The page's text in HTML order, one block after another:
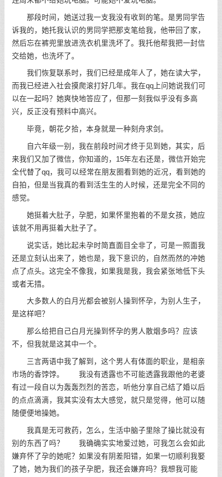
那段时间，她送过我一支我没有收到的笔。是男同学告
诉我的，她托我认识的男同学把那支笔给我，他带回了家，
然后忘在裤兜里放进洗衣机里洗坏了。我托他帮我把一封信
交给她，也洗坏了。
我们恢复联系时，我们已经是成年人了，她在读大学，
而我已经进入社会摸爬滚打好几年。我在qq上问她说我们可
以在一起吗？她爽快地答应了，但那一刻我似乎没有多高
兴，反正没有预料中高兴。
毕竟，朝花夕拾，本身就是一种刻舟求剑。
自六年级一别，我在前段时间才终于见到她，其实，后
来我们又加了微信，你知道的，15年左右还是，微信开始完
全代替了qq，我可以经常在朋友圈看到她的近况，看到她的
自拍，但是当我真的看到活生生的人时候，还是完全不同的
感觉。
她挺着大肚子，孕肥，如果怀里抱着的不是女孩，她应
该就不用再挺着大肚子了。
说实话，她比起未孕时简直面目全非了，可是一照面我
还是立刻认出来了，她也是，我下意识的，自然而然的冲她
点了点头。这完全不像我，如果我是我，我会紧张地低下头
或者无措。
大多数人的白月光都会被别人操到怀孕，为别人生子，
是这样吧？
那么给把自己白月光操到怀孕的男人散烟多吗？应该
不，但我就是这其中一个。
三言两语中我了解到，这个男人有体面的职业，是相亲
市场的香饽饽。 我没有透露也不可能透露我跟他的老婆
有过一段自以为轰轰烈烈的苦恋，听他分享自己结了婚以后
的点点滴滴，我其实没有太大感觉，就只是觉得，他可以随
随便便地操她。
我真是无可救药，怎么，生活中脑子里除了操比就没有
别的东西了吗？ 我确确实实地爱过她，可我怎么会如此
嫌弃怀了孕的她呢？如果没有阴差阳错，如果一切顺利我娶
了她，她为我们的孩子孕肥，我还会嫌弃吗？我想我可能